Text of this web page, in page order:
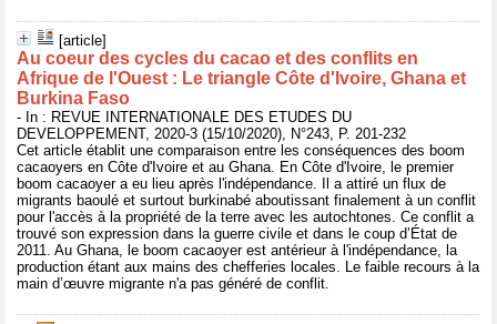
[article]
Au coeur des cycles du cacao et des conflits en
Afrique de l'Ouest : Le triangle Côte d'Ivoire, Ghana et
Burkina Faso
- In : REVUE INTERNATIONALE DES ETUDES DU
DEVELOPPEMENT, 2020-3 (15/10/2020), N°243, P. 201-232
Cet article établit une comparaison entre les conséquences des boom
cacaoyers en Côte d'Ivoire et au Ghana. En Côte d'Ivoire, le premier
boom cacaoyer a eu lieu après l'indépendance. Il a attiré un flux de
migrants baoulé et surtout burkinabé aboutissant finalement à un conflit
pour l'accès à la propriété de la terre avec les autochtones. Ce conflit a
trouvé son expression dans la guerre civile et dans le coup d’État de
2011. Au Ghana, le boom cacaoyer est antérieur à l'indépendance, la
production étant aux mains des chefferies locales. Le faible recours à la
main d’œuvre migrante n'a pas généré de conflit.